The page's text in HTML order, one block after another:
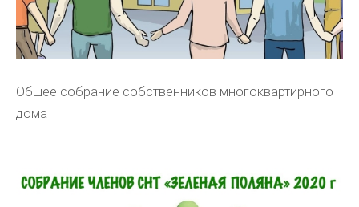
Общее собрание собственников многоквартирного
дома